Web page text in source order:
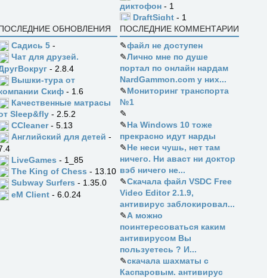
диктофон - 1
DraftSight - 1
ОБНОВЛЕНИЯ
Садись 5 -
Чат для друзей.
- 2.8.4
Вышки-тура от
Скиф - 1.6
Качественные матрасы
Sleep&fly - 2.5.2
CCleaner- 5.13
Английский для детей -
LiveGames - 1_85
The King of Chess - 13.10
Subway Surfers - 1.35.0
eM Client - 6.0.24
ПОСЛЕДНИЕ КОММЕНТАРИИ
✎файл не доступен
✎Лично мне по душе
портал по онлайн нардам
NardGammon.com у них...
✎Мониторинг транспорта
№1
✎
✎На Windows 10 тоже
прекрасно идут нарды
✎Не неси чушь, нет там
ничего. Ни аваст ни доктор
вэб ничего не...
✎Скачала файл VSDC Free
Video Editor 2.1.9,
антивирус заблокировал...
✎А можно
поинтересоваться каким
антивирусом Вы
пользуетесь ? И...
✎скачала шахматы с
Каспаровым. антивирус